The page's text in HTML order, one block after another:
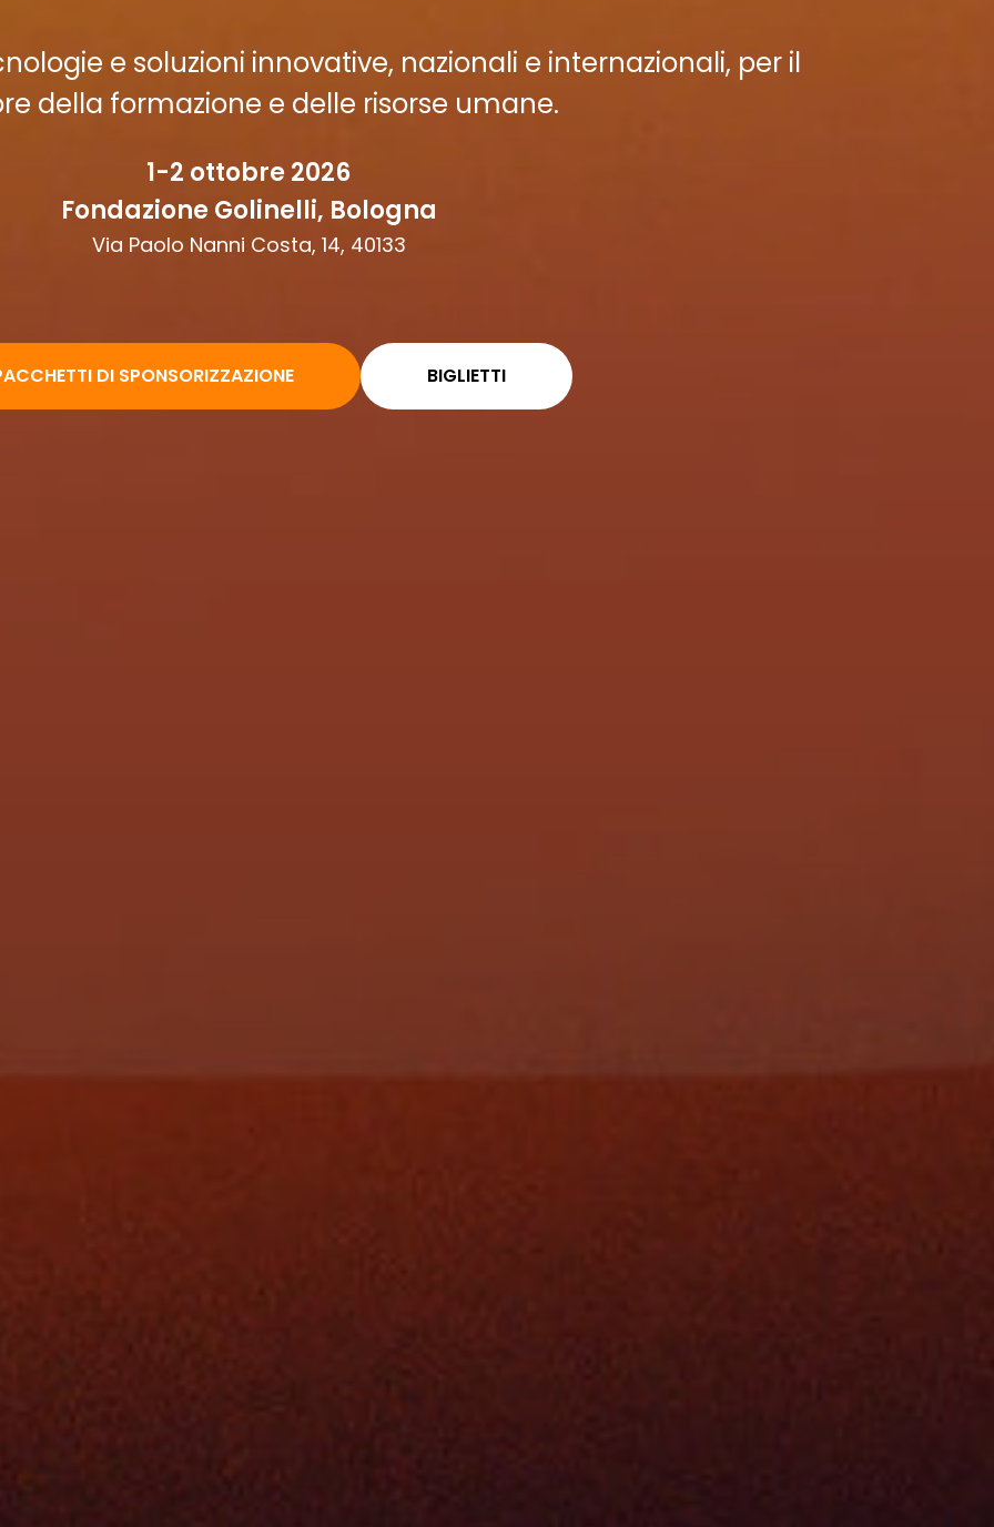
e soluzioni innovative, nazionali e internazionali, per il
della formazione e delle risorse umane.
1-2 ottobre 2026
Fondazione Golinelli, Bologna
Via Paolo Nanni Costa, 14, 40133
DI SPONSORIZZAZIONE BIGLIETTI